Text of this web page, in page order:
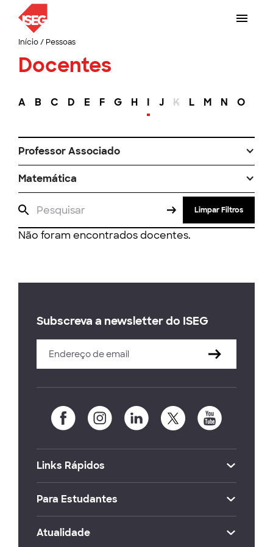
Início/ Pessoas
Docentes
A B C D E F G H I J K L M N O
Professor Associado
Matemática
Limpar Filtros
Não foram encontrados docentes.
Subscreva a newsletter do ISEG
Links Rápidos
Para Estudantes
Atualidade